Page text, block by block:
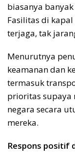
biasanya
Fasilitas di
terjaga, tak
Menurutnya
keamanan dan
termasuk
prioritas supaya
negara secara
mereka.
Respons positif